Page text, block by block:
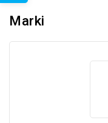
Marki